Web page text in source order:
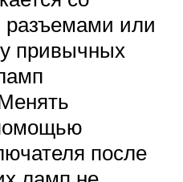
разъемами или
привычных
после